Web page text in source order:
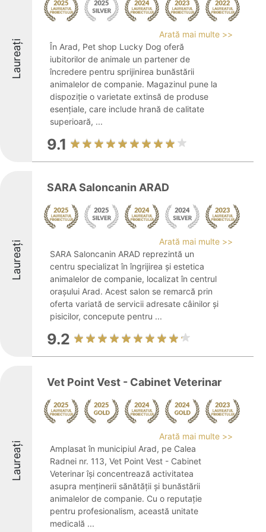
Laureați
Arată mai multe >>
În Arad, Pet shop Lucky Dog oferă
iubitorilor de animale un partener de
încredere pentru sprijinirea bunăstării
animalelor de companie. Magazinul pune la
dispoziție o varietate extinsă de produse
esențiale, care include hrană de calitate
superioară, ...
9.1
Laureați
SARA Saloncanin ARAD
Arată mai multe >>
SARA Saloncanin ARAD reprezintă un
centru specializat în îngrijirea și estetica
animalelor de companie, localizat în centrul
orașului Arad. Acest salon se remarcă prin
oferta variată de servicii adresate câinilor și
pisicilor, concepute pentru ...
9.2
Laureați
Vet Point Vest - Cabinet Veterinar
Arată mai multe >>
Amplasat în municipiul Arad, pe Calea
Radnei nr. 113, Vet Point Vest - Cabinet
Veterinar își concentrează activitatea
asupra menținerii sănătății și bunăstării
animalelor de companie. Cu o reputație
pentru profesionalism, această unitate
medicală ...